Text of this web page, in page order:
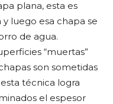
plana, esta es
luego esa chapa se
de agua.
“muertas”
son sometidas
técnica logra
el espesor